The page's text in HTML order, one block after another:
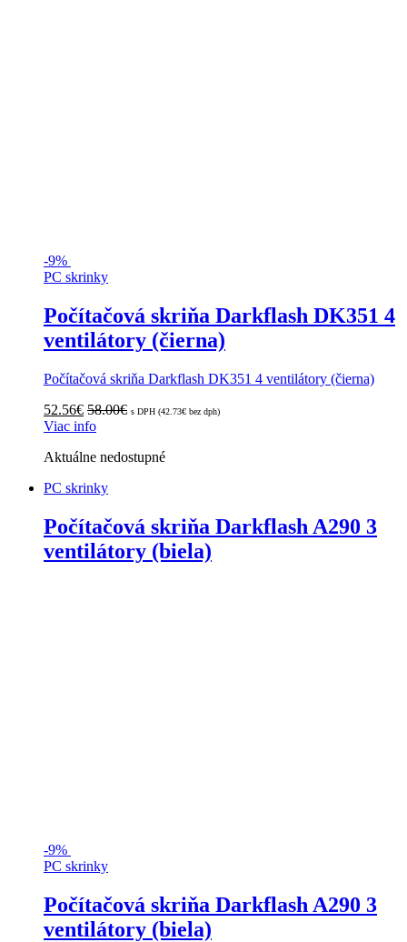
-9%
PC skrinky
Počítačová skriňa Darkflash DK351 4
ventilátory (čierna)
Počítačová skriňa Darkflash DK351 4 ventilátory (čierna)
52.56€ 58.00€ s DPH (42.73€ bez dph)
Viac info
Aktuálne nedostupné
PC skrinky
Počítačová skriňa Darkflash A290 3
ventilátory (biela)
-9%
PC skrinky
Počítačová skriňa Darkflash A290 3
ventilátory (biela)